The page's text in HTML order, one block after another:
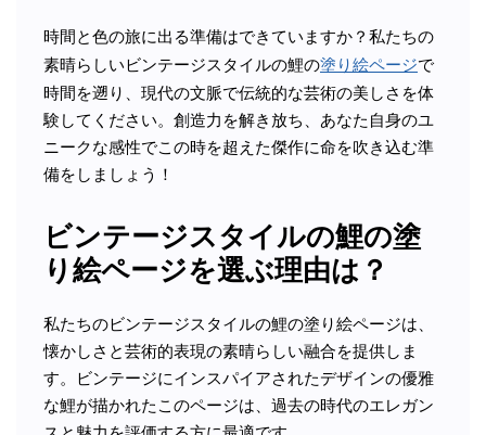
時間と色の旅に出る準備はできていますか？私たちの
素晴らしいビンテージスタイルの鯉の塗り絵ページで
時間を遡り、現代の文脈で伝統的な芸術の美しさを体
験してください。創造力を解き放ち、あなた自身のユ
ニークな感性でこの時を超えた傑作に命を吹き込む準
備をしましょう！
ビンテージスタイルの鯉の塗
り絵ページを選ぶ理由は？
私たちのビンテージスタイルの鯉の塗り絵ページは、
懐かしさと芸術的表現の素晴らしい融合を提供しま
す。ビンテージにインスパイアされたデザインの優雅
な鯉が描かれたこのページは、過去の時代のエレガン